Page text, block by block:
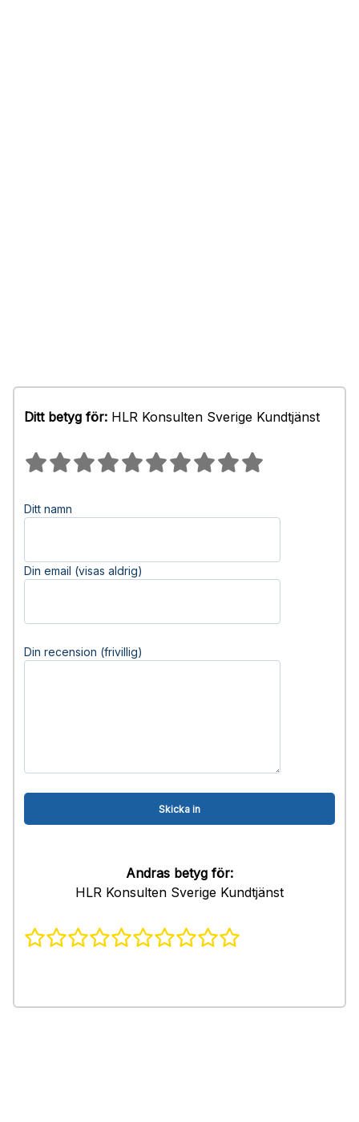
Ditt betyg för: HLR Konsulten Sverige Kundtjänst
Ditt namn
Din email (visas aldrig)
Din recension (frivillig)
Andras betyg för:
HLR Konsulten Sverige Kundtjänst